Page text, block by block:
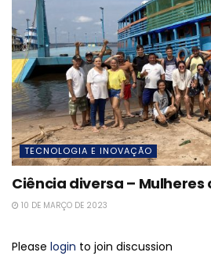
TECNOLOGIA E INOVAÇÃO
Ciência diversa –
10 DE MARÇO DE 2023
Please login to join discussion